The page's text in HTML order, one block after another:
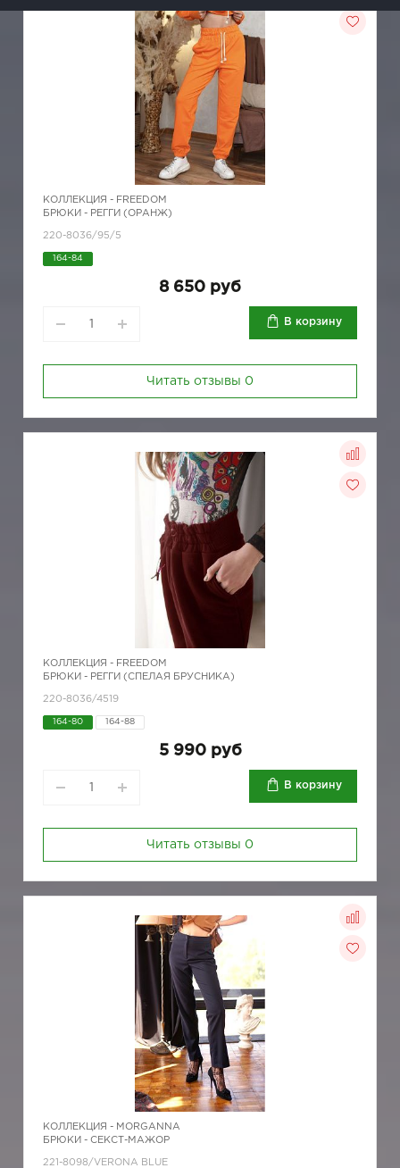
КОЛЛЕКЦИЯ - FREEDOM
БРЮКИ - РЕГГИ (ОРАНЖ)
220-8036/95/5
164-84
8 650 руб
В корзину
Читать отзывы 0
КОЛЛЕКЦИЯ - FREEDOM
БРЮКИ - РЕГГИ (СПЕЛАЯ БРУСНИКА)
220-8036/4519
164-80 164-88
5 990 руб
В корзину
Читать отзывы 0
КОЛЛЕКЦИЯ - MORGANNA
БРЮКИ - СЕКСТ-МАЖОР
221-8098/VERONA BLUE